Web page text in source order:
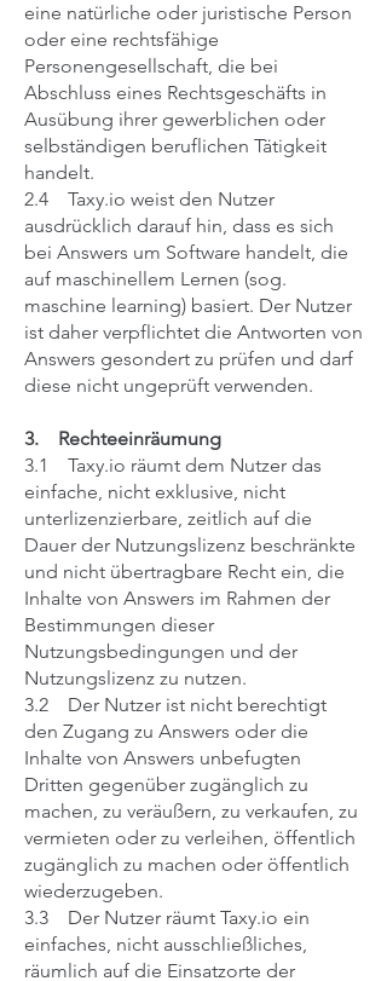
eine natürliche oder juristische Person
oder eine rechtsfähige
Personengesellschaft, die bei
Abschluss eines Rechtsgeschäfts in
Ausübung ihrer gewerblichen oder
selbständigen beruflichen Tätigkeit
handelt.
2.4 Taxy.io weist den Nutzer
ausdrücklich darauf hin, dass es sich
bei Answers um Software handelt, die
auf maschinellem Lernen (sog.
maschine learning) basiert. Der Nutzer
ist daher verpflichtet die Antworten von
Answers gesondert zu prüfen und darf
diese nicht ungeprüft verwenden.
3. Rechteeinräumung
3.1 Taxy.io räumt dem Nutzer das
einfache, nicht exklusive, nicht
unterlizenzierbare, zeitlich auf die
Dauer der Nutzungslizenz beschränkte
und nicht übertragbare Recht ein, die
Inhalte von Answers im Rahmen der
Bestimmungen dieser
Nutzungsbedingungen und der
Nutzungslizenz zu nutzen.
3.2 Der Nutzer ist nicht berechtigt
den Zugang zu Answers oder die
Inhalte von Answers unbefugten
Dritten gegenüber zugänglich zu
machen, zu veräußern, zu verkaufen, zu
vermieten oder zu verleihen, öffentlich
zugänglich zu machen oder öffentlich
wiederzugeben.
3.3 Der Nutzer räumt Taxy.io ein
einfaches, nicht ausschließliches,
räumlich auf die Einsatzorte der